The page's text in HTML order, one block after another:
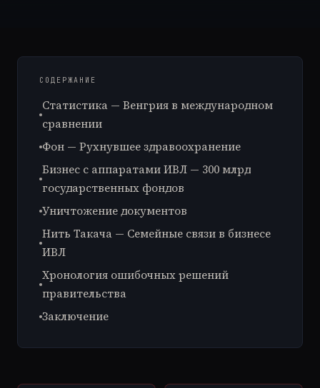
СОДЕРЖАНИЕ
Статистика — Венгрия в международном
сравнении
Фон — Рухнувшее здравоохранение
Бизнес с аппаратами ИВЛ — 300 млрд
государственных фондов
Уничтожение документов
Нить Такача — Семейные связи в бизнесе
ИВЛ
Хронология ошибочных решений
правительства
Заключение